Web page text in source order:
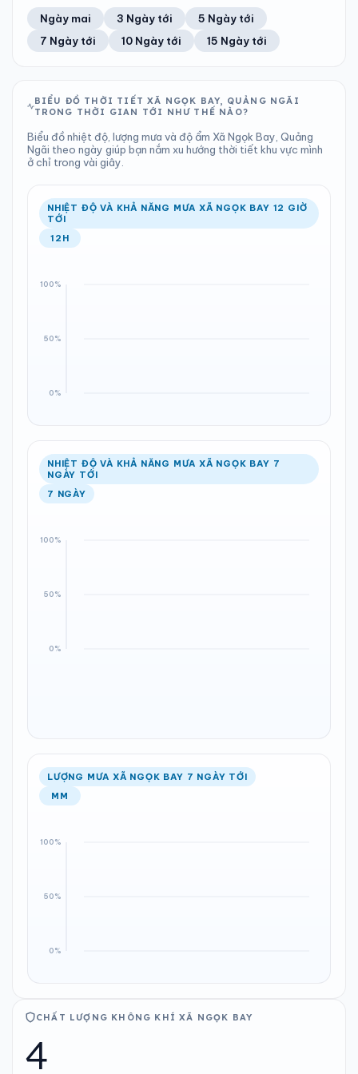
22°C 100%
Khả năng mưa
3.06 mm
Tổng cả ngày
1009 hPa
Bình thường
12
Chỉ số UV
Tốt
Ước lượng
22°C
Ổn định
100%
Khả năng mưa
Trung bình ngày Tốc độ gió
TIA UV TẦM NHÌN
LƯỢNG MƯA
3.87 mm
Tổng cả ngày
ÁP SUẤT
1008 hPa
Bình thường
Ổn định Khả năng mưa
Ngày mai 3 Ngày tới
5 Ngày tới
7 Ngày tới
10 Ngày tới 15 Ngày tới
BIỂU ĐỒ THỜI TIẾT XÃ NGỌK BAY, QUẢNG NGÃI
TRONG THỜI GIAN TỚI NHƯ THẾ NÀO?
Biểu đồ nhiệt độ, lượng mưa và độ ẩm Xã Ngọk Bay, Quảng
Ngãi theo ngày giúp bạn nắm xu hướng thời tiết khu vực mình
ở chỉ trong vài giây.
NHIỆT ĐỘ VÀ KHẢ NĂNG MƯA XÃ NGỌK BAY 12 GIỜ
TỚI
12H
NHIỆT ĐỘ VÀ KHẢ NĂNG MƯA XÃ NGỌK BAY 7
NGÀY TỚI
7 NGÀY
LƯỢNG MƯA XÃ NGỌK BAY 7 NGÀY TỚI
MM
CHẤT LƯỢNG KHÔNG KHÍ XÃ NGỌK BAY
4